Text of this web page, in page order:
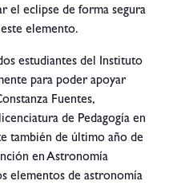
el eclipse de forma segura
elemento.
estudiantes del Instituto
para poder apoyar
Fuentes,
de Pedagogía en
también de último año de
en Astronomía
elementos de astronomía